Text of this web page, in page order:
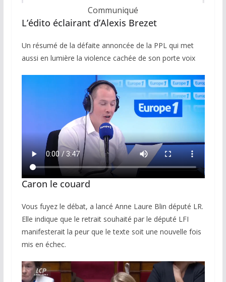
Communiqué
L’édito éclairant d’Alexis Brezet
Un résumé de la défaite annoncée de la PPL qui met
aussi en lumière la violence cachée de son porte voix
Caron le couard
Vous fuyez le débat, a lancé Anne Laure Blin député LR.
Elle indique que le retrait souhaité par le député LFI
manifesterait la peur que le texte soit une nouvelle fois
mis en échec.